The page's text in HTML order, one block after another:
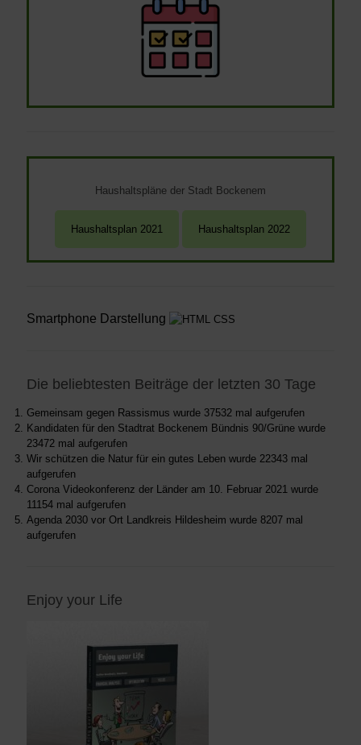
Haushaltspläne der Stadt Bockenem
Smartphone Darstellung
Die beliebtesten Beiträge der letzten 30 Tage
Gemeinsam gegen Rassismus wurde 37532 mal aufgerufen
Kandidaten für den Stadtrat Bockenem Bündnis 90/Grüne wurde
23472 mal aufgerufen
Wir schützen die Natur für ein gutes Leben wurde 22343 mal
aufgerufen
Corona Videokonferenz der Länder am 10. Februar 2021 wurde
11154 mal aufgerufen
Agenda 2030 vor Ort Landkreis Hildesheim wurde 8207 mal
aufgerufen
Enjoy your Life